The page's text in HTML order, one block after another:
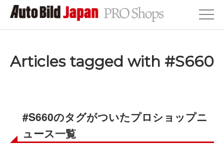
Articles tagged with #S660
#S660のタグがついたプロショップニ
ュース一覧